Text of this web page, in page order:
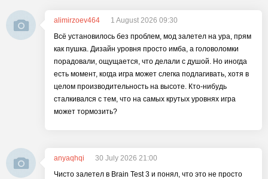
alimirzoev464
1 August 2026 09:30
Всё установилось без проблем, мод залетел на ура, прям
как пушка. Дизайн уровня просто имба, а головоломки
порадовали, ощущается, что делали с душой. Но иногда
есть момент, когда игра может слегка подлагивать, хотя в
целом производительность на высоте. Кто-нибудь
сталкивался с тем, что на самых крутых уровнях игра
может тормозить?
anyaqhqi
30 July 2026 21:00
Чисто залетел в Brain Test 3 и понял, что это не просто